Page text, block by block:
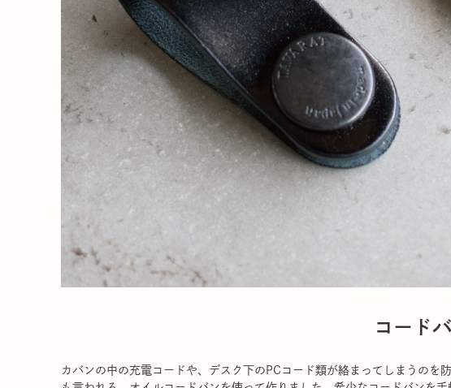
コード
カバンの中の充電コードや、デスク下のPCコード類が絡まってしまうの